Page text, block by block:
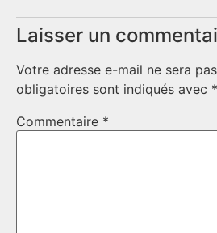
Laisser un
Votre adresse e-mail ne sera
obligatoires sont indiqués avec *
Commentaire *